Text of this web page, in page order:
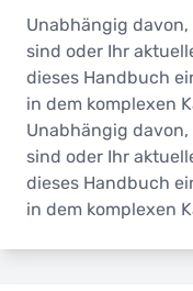
Unabhängig
sind oder Ihr
dieses Handbuch
in dem komplexen
Unabhängig
sind oder Ihr
dieses Handbuch
in dem komplexen